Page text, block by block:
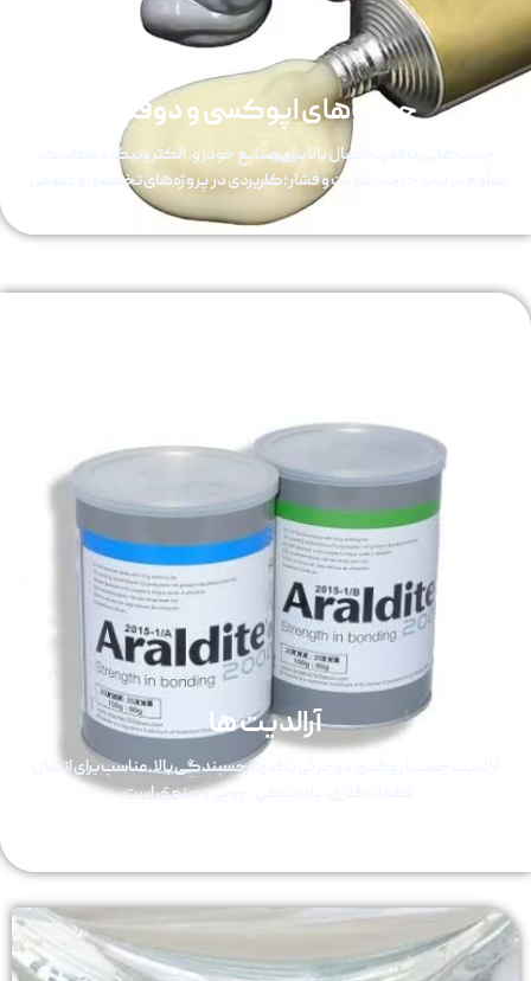
چسب‌های اپوکسی و دوقلو
چسب‌هایی با قدرت اتصال بالا برای صنایع خودرو، الکترونیک و مکانیک.
مقاوم در برابر حرارت، رطوبت و فشار؛ کاربردی در پروژه‌های تخصصی و عمومی.
آرالدیت ها
آرالدیت چسب اپوکسی دوجزئی با قدرت چسبندگی بالا، مناسب برای اتصال
قطعات فلزی، پلاستیکی، چوبی و صنعتی است.